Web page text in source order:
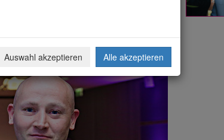
Auswahl akzeptieren Alle akzeptieren